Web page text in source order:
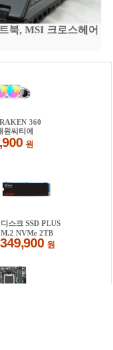
북, MSI 크로스헤어